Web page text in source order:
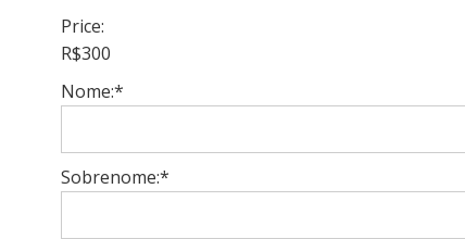
Price:
R$300
Nome:*
Sobrenome:*